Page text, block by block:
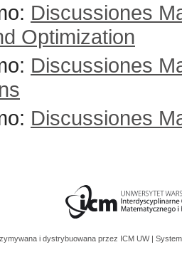
Discussiones
Optimization
Discussiones
Discussiones
i dystrybuowana przez ICM UW |